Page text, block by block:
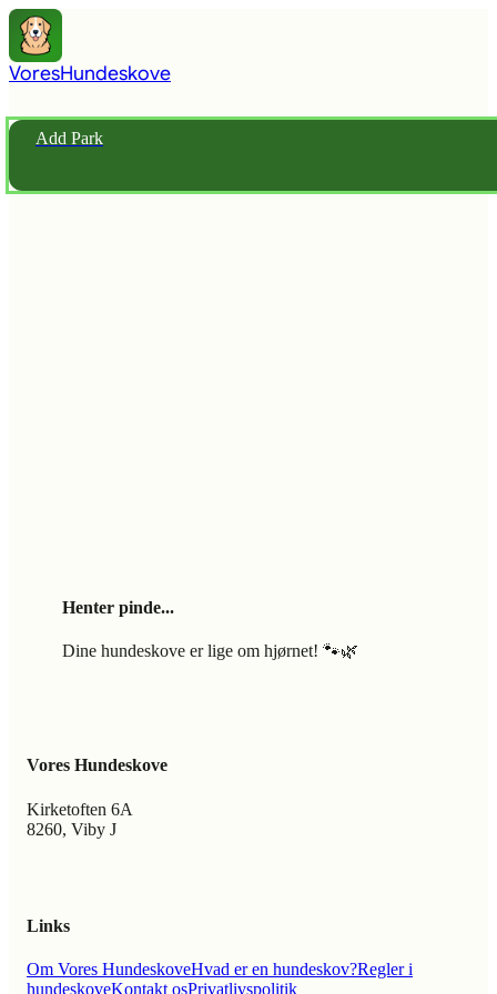
VoresHundeskove
Add Park
Henter pinde...
Dine hundeskove er lige om hjørnet! 🐾🌿
Vores Hundeskove
Kirketoften 6A
8260, Viby J
Links
Om Vores HundeskoveHvad er en hundeskov?Regler i
hundeskoveKontakt osPrivatlivspolitik